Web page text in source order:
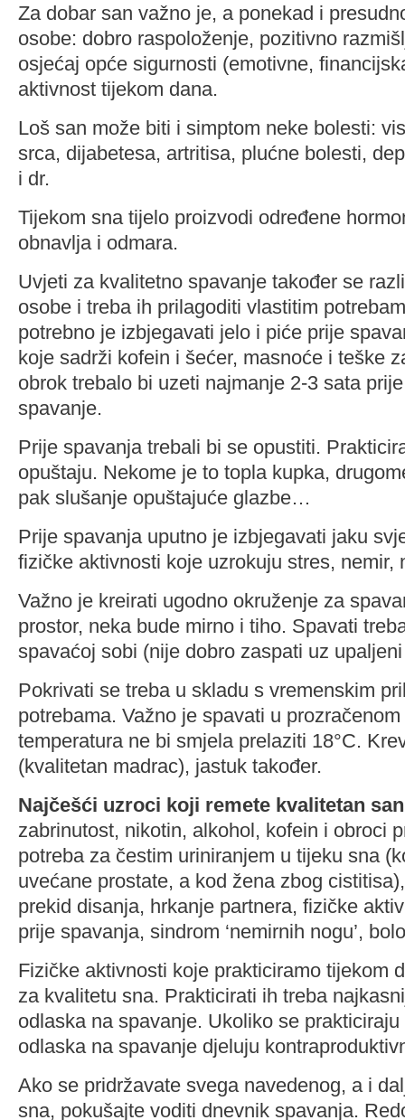
Za dobar san važno je, a ponekad i
osobe: dobro raspoloženje, pozitivno
osjećaj opće sigurnosti (emotivne,
aktivnost tijekom dana.
Loš san može biti i simptom neke bolesti:
srca, dijabetesa, artritisa, plućne bolesti,
i dr.
Tijekom sna tijelo proizvodi određene
obnavlja i odmara.
Uvjeti za kvalitetno spavanje također se
osobe i treba ih prilagoditi vlastitim
potrebno je izbjegavati jelo i piće prije
koje sadrži kofein i šećer, masnoće i teške
obrok trebalo bi uzeti najmanje 2-3 sata
spavanje.
Prije spavanja trebali bi se opustiti.
opuštaju. Nekome je to topla kupka,
pak slušanje opuštajuće glazbe…
Prije spavanja uputno je izbjegavati jaku
fizičke aktivnosti koje uzrokuju stres, nemir,
Važno je kreirati ugodno okruženje za
prostor, neka bude mirno i tiho. Spavati
spavaćoj sobi (nije dobro zaspati uz
Pokrivati se treba u skladu s vremenskim
potrebama. Važno je spavati u
temperatura ne bi smjela prelaziti 18°C.
(kvalitetan madrac), jastuk također.
Najčešći uzroci koji remete kvalitetan
zabrinutost, nikotin, alkohol, kofein i obroci
potreba za čestim uriniranjem u tijeku sna
uvećane prostate, a kod žena zbog
prekid disanja, hrkanje partnera, fizičke
prije spavanja, sindrom ‘nemirnih nogu’,
Fizičke aktivnosti koje prakticiramo tijekom
za kvalitetu sna. Prakticirati ih treba
odlaska na spavanje. Ukoliko se
odlaska na spavanje djeluju
Ako se pridržavate svega navedenog, a i
sna, pokušajte voditi dnevnik spavanja.